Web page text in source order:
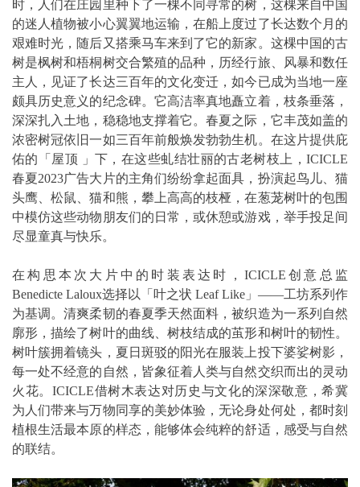
时，人们在庄园里种下了一棵不同寻常的树，这棵来自中国
的迷人植物被小心翼翼地运输，在船上度过了长达数个月的
艰难时光，随后又搭乘马车来到了它的新家。这棵中国的古
树是枫树和梧桐树交合繁殖的品种，历经行旅、风暴和数任
主人，见证了长达三百年的文化变迁，如今已成为当地一座
颇具历史意义的纪念碑。它高洁率真地矗立着，枝条垂落，
深深扎入土地，稳稳地支撑着它。春夏之际，它丰茂如盖的
浓密树冠依旧一如三百年前般焕发勃勃生机。在这片提供庇
佑的「屋顶 」下，在这些虬结壮丽的古老树枝上，ICICLE
春夏2023广告大片的主角们纷纷拿起面具，扮演起鸟儿、猫
头鹰、松鼠、猫和熊，攀上高高的枝桠，在葱茏树叶的包围
中模仿这些动物朋友们的日常，或休憩或游戏，举手投足间
尽显童真与快乐。
在构思本次大片中的时装表达时，ICICLE创意总监
Benedicte Laloux选择以「叶之状 Leaf Like」――工坊系列作
为基调。清爽柔韧的春夏季天然面料，被织造为一系列自然
廓形，描绘了树叶的曲线、树枝结成的茧形和树叶的韧性。
树叶簇拥着镜头，夏日斑驳的阳光在服装上投下婆娑树影，
每一处不经意的自然，皆象征着人类与自然交织而出的灵动
火花。ICICLE借树木表达对历史与文化的深深敬意，希冀
为人们带来与万物同享的美妙体验，无论身处何处，都时刻
植根生活最本原的样态，能够体会纯粹的舒适，感受与自然
的联结。